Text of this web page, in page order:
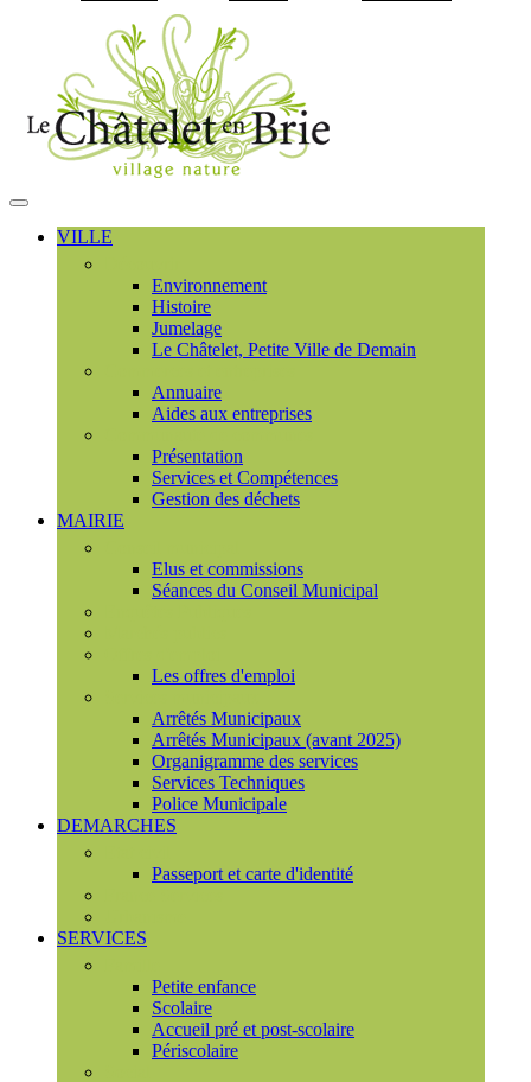
MENU
PRINCIPAL
VILLE
Environnement
Histoire
Jumelage
Le Châtelet, Petite Ville de Demain
Annuaire
Aides aux entreprises
Présentation
Services et Compétences
Gestion des déchets
MAIRIE
Elus et commissions
Séances du Conseil Municipal
Les offres d'emploi
Arrêtés Municipaux
Arrêtés Municipaux (avant 2025)
Organigramme des services
Services Techniques
Police Municipale
DEMARCHES
Passeport et carte d'identité
SERVICES
Petite enfance
Scolaire
Accueil pré et post-scolaire
Périscolaire